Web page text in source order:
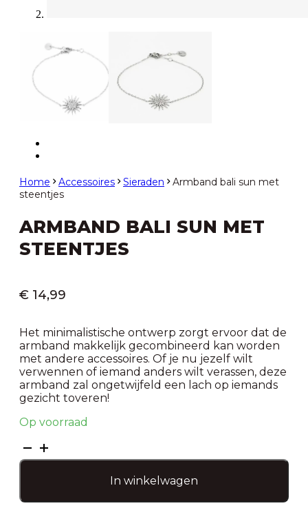
Home Accessoires Sieraden
Armband bali sun met
steentjes
ARMBAND BALI SUN MET
STEENTJES
€ 14,99
Het minimalistische ontwerp zorgt ervoor dat de
armband makkelijk gecombineerd kan worden
met andere accessoires. Of je nu jezelf wilt
verwennen of iemand anders wilt verassen, deze
armband zal ongetwijfeld een lach op iemands
gezicht toveren!
Op voorraad
Armband
bali
In winkelwagen